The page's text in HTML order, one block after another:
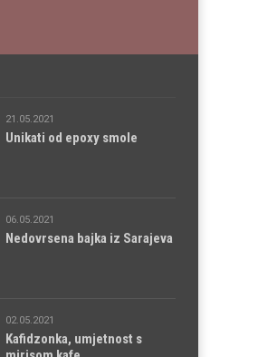
21.05.2021
Unikati od epoxy smole
06.05.2021
Nedovrsena bajka iz Sarajeva
02.05.2021
Kafidzonka, umjetnost s